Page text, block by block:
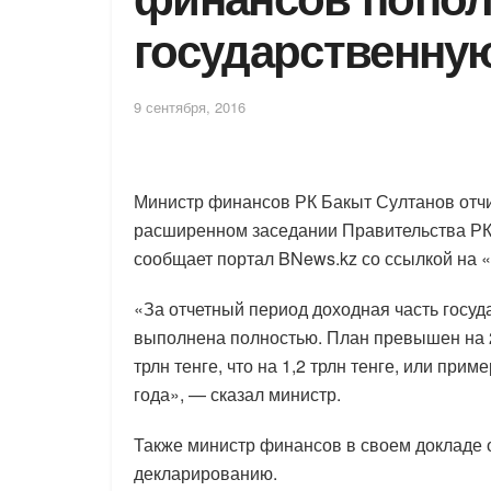
9 сентября, 2016
Министр финансов РК Бакыт Султанов
расширенном заседании Правительства
сообщает портал BNews.kz со ссылкой на
«За отчетный период доходная часть
выполнена полностью. План превышен на
трлн тенге, что на 1,2 трлн тенге, или
года», — сказал министр.
Также министр финансов в своем
декларированию.